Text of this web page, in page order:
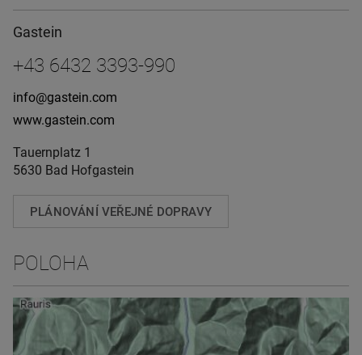
Gastein
+43 6432 3393-990
info@gastein.com
www.gastein.com
Tauernplatz 1
5630 Bad Hofgastein
PLÁNOVÁNÍ VEŘEJNÉ DOPRAVY
POLOHA